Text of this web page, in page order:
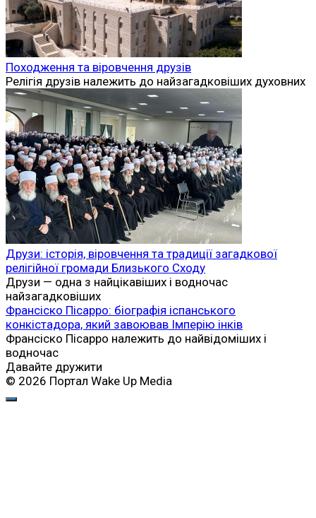
Походження та віровчення друзів
Релігія друзів належить до найзагадковіших духовних
Друзи: історія, віровчення та традиції загадкової
релігійної громади Близького Сходу
Друзи — одна з найцікавіших і водночас
найзагадковіших
Франсіско Пісарро: біографія іспанського
конкістадора, який завоював Імперію інків
Франсіско Пісарро належить до найвідоміших і
водночас
Давайте дружити
© 2026 Портал Wake Up Media